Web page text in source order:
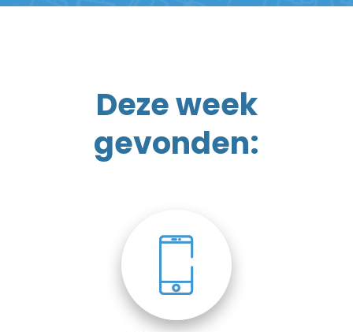
Deze week
gevonden: